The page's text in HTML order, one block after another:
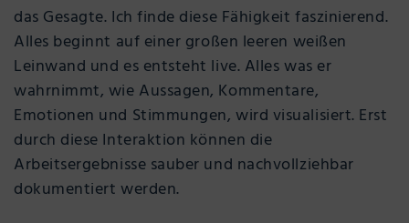
das Gesagte. Ich finde diese Fähigkeit faszinierend.
Alles beginnt auf einer großen leeren weißen
Leinwand und es entsteht live. Alles was er
wahrnimmt, wie Aussagen, Kommentare,
Emotionen und Stimmungen, wird visualisiert. Erst
durch diese Interaktion können die
Arbeitsergebnisse sauber und nachvollziehbar
dokumentiert werden.